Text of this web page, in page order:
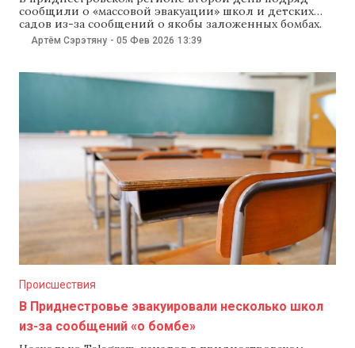
сообщили о «массовой эвакуации» школ и детских
садов из-за сообщений о якобы заложенных бомбах.
Правоохранительные органы непризнанной ПМР 5
февраля заявили, что детей эвакуировали, а на местах
Правоохранительные органы непризнанной ПМР
подтвердили информацию об эвакуации учеников
нескольких школ. «Второй день подряд неизвестные
Артём Сэрэтяну - 05 Фев 2026 13:39
Происшествия
В Приднестровье эвакуировали несколько школ
из-за сообщений «о бомбе»